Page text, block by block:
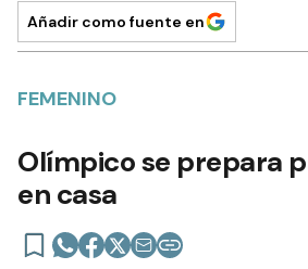
Añadir como fuente en
FEMENINO
Olímpico se prepara
en casa